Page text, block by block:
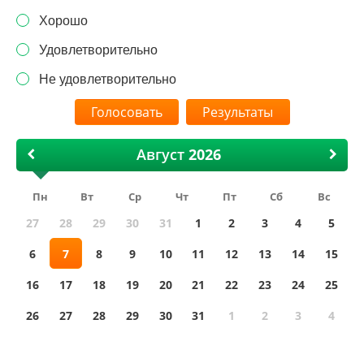
Хорошо
Удовлетворительно
Не удовлетворительно
Результаты
Август
Пн Вт Ср Чт Пт Сб Вс
27 28 29 30 31 1 2 3 4
5
6
7 8 9 10 11 12 13 14
15
16
17 18 19 20 21 22 23 24
25
26
27 28 29 30 31 1 2 3
4